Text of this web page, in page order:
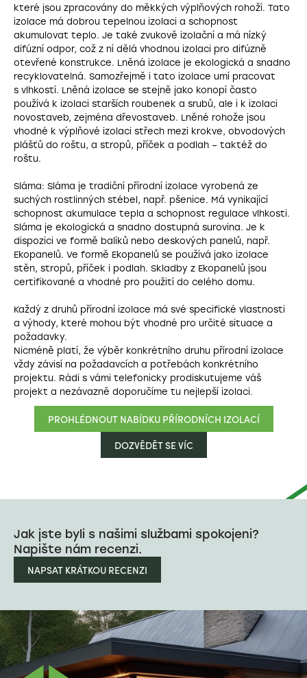
které jsou zpracovány do měkkých výplňových rohoží. Tato
izolace má dobrou tepelnou izolaci a schopnost
akumulovat teplo. Je také zvukově izolační a má nízký
difúzní odpor, což z ní dělá vhodnou izolaci pro difúzně
otevřené konstrukce. Lněná izolace je ekologická a snadno
recyklovatelná. Samozřejmě i tato izolace umí pracovat
s vlhkostí. Lněná izolace se stejně jako konopí často
používá k izolaci starších roubenek a srubů, ale i k izolaci
novostaveb, zejména dřevostaveb. Lněné rohože jsou
vhodné k výplňové izolaci střech mezi krokve, obvodových
plášťů do roštu, a stropů, příček a podlah – taktéž do
roštu.
Sláma: Sláma je tradiční přírodní izolace vyrobená ze
suchých rostlinných stébel, např. pšenice. Má vynikající
schopnost akumulace tepla a schopnost regulace vlhkosti.
Sláma je ekologická a snadno dostupná surovina. Je k
dispozici ve formě balíků nebo deskových panelů, např.
Ekopanelů. Ve formě Ekopanelů se používá jako izolace
stěn, stropů, příček i podlah. Skladby z Ekopanelů jsou
certifikované a vhodné pro použití do celého domu.
Každý z druhů přírodní izolace má své specifické vlastnosti
a výhody, které mohou být vhodné pro určité situace a
Nicméně platí, že výběr konkrétního druhu přírodní izolace
vždy závisí na požadavcích a potřebách konkrétního
projektu. Rádi s vámi telefonicky prodiskutujeme váš
projekt a nezávazně doporučíme tu nejlepší izolaci.
PROHLÉDNOUT NABÍDKU PŘÍRODNÍCH IZOLACÍ
DOZVĚDĚT SE VÍC
Jak jste byli s našimi službami spokojeni?
Napište nám recenzi.
NAPSAT KRÁTKOU RECENZI